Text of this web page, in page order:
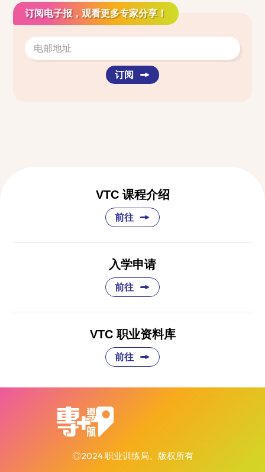
订阅电子报，观看更多专家分享！
订阅
VTC 课程介绍
前往
入学申请
前往
VTC 职业资料库
前往
◎2024 职业训练局。版权所有